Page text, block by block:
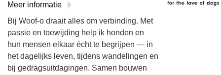
Meer informatie
Bij Woof-o draait alles om verbinding. Met
passie en toewijding help ik honden en
hun mensen elkaar écht te begrijpen — in
het dagelijks leven, tijdens wandelingen en
bij gedragsuitdagingen. Samen bouwen